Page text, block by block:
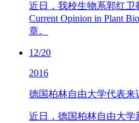
近日，我校生物系郭红卫
Current Opinion in Plant
章。
12/20
2016
德国柏林自由大学代表来
近日，德国柏林自由大